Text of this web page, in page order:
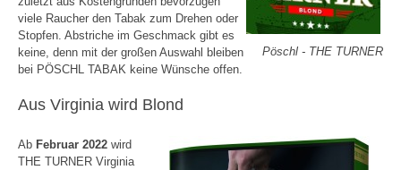
Pöschl - THE TURNER
viele Raucher den Tabak zum Drehen oder
Stopfen. Abstriche im Geschmack gibt es
keine, denn mit der großen Auswahl bleiben
bei PÖSCHL TABAK keine Wünsche offen.
Aus Virginia wird Blond
Ab Februar 2022 wird
THE TURNER Virginia